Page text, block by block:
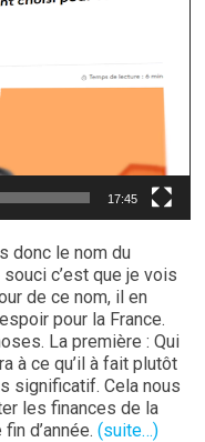
17:45
donc le nom du
c’est que je vois
de ce nom, il en
pour la France.
La première : Qui
à ce qu’il à fait plutôt
significatif. Cela nous
les finances de la
d’année.(suite…)